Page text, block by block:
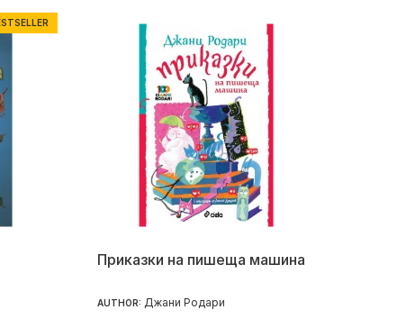
Приказки на пишеща машина
AUTHOR: Джани Родари